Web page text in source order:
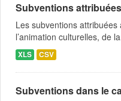
Subventions
Les subventions
l’animation culturelles, de
XLS CSV
Subventions dans le